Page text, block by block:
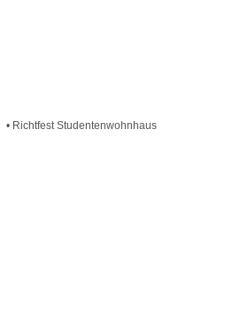
• Richtfest Studentenwohnhaus